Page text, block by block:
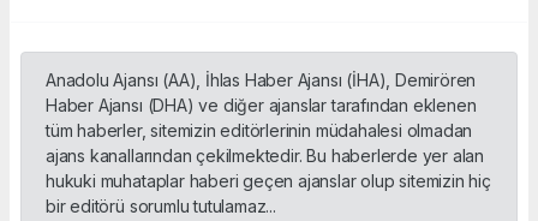
Anadolu Ajansı (AA), İhlas Haber Ajansı (İHA), Demirören
Haber Ajansı (DHA) ve diğer ajanslar tarafından eklenen
tüm haberler, sitemizin editörlerinin müdahalesi olmadan
ajans kanallarından çekilmektedir. Bu haberlerde yer alan
hukuki muhataplar haberi geçen ajanslar olup sitemizin hiç
bir editörü sorumlu tutulamaz...